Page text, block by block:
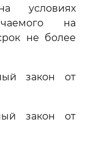
условиях
на
не более
закон от
закон от